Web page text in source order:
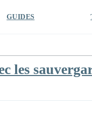
GUIDES
les